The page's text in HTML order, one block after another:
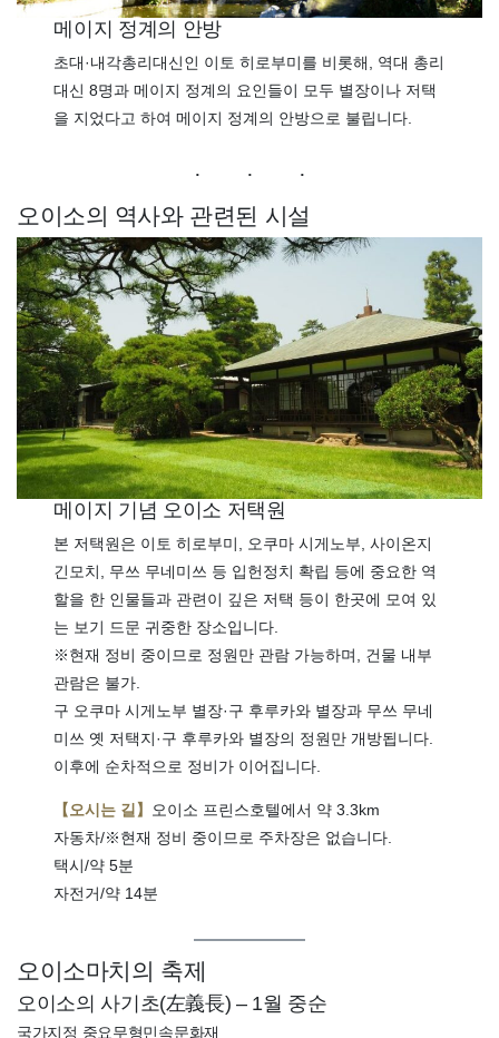
메이지 정계의 안방
초대·내각총리대신인 이토 히로부미를 비롯해, 역대 총리
대신 8명과 메이지 정계의 요인들이 모두 별장이나 저택
을 지었다고 하여 메이지 정계의 안방으로 불립니다.
오이소의 역사와 관련된 시설
메이지 기념 오이소 저택원
본 저택원은 이토 히로부미, 오쿠마 시게노부, 사이온지
긴모치, 무쓰 무네미쓰 등 입헌정치 확립 등에 중요한 역
할을 한 인물들과 관련이 깊은 저택 등이 한곳에 모여 있
는 보기 드문 귀중한 장소입니다.
※현재 정비 중이므로 정원만 관람 가능하며, 건물 내부
관람은 불가.
구 오쿠마 시게노부 별장·구 후루카와 별장과 무쓰 무네
미쓰 옛 저택지·구 후루카와 별장의 정원만 개방됩니다.
이후에 순차적으로 정비가 이어집니다.
【오시는 길】 오이소 프린스호텔에서 약 3.3km
자동차/※현재 정비 중이므로 주차장은 없습니다.
택시/약 5분
자전거/약 14분
오이소마치의 축제
오이소의 사기초(左義長) – 1월 중순
국가지정 중요무형민속문화재